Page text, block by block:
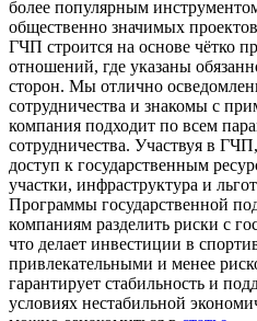
более популярным
общественно значимых
ГЧП строится на основе чётко
отношений, где указаны
сторон. Мы отлично
сотрудничества и знакомы с
компания подходит по всем
сотрудничества. Участвуя в
доступ к государственным
участки, инфраструктура и
Программы государственной
компаниям разделить риски с
что делает инвестиции в
привлекательными и менее
гарантирует стабильность и
условиях нестабильной